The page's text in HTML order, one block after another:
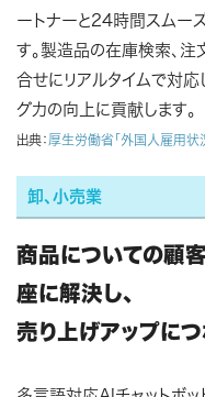
ートナーと24時間スムー
す。製造品の在庫検索、注
合せにリアルタイムで対応
グ力の向上に貢献します。
出典： 厚生労働省「外国人雇用状
卸、小売業
商品についての顧
座に解決し、
売り上げアップにつ